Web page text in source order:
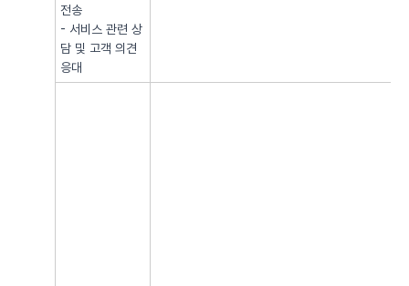
전송
- 서비스 관련 상
담 및 고객 의견
응대